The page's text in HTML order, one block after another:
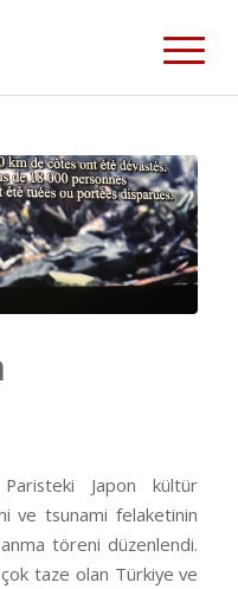
Paristeki Japon kültür
ve tsunami felaketinin
töreni düzenlendi.
taze olan Türkiye ve